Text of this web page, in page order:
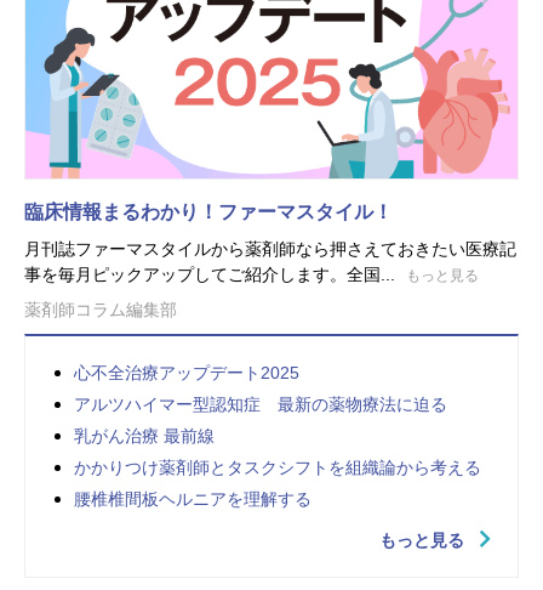
臨床情報まるわかり！ファーマスタイル！
月刊誌ファーマスタイルから薬剤師なら押さえておきたい医療記
事を毎月ピックアップしてご紹介します。全国...
もっと見る
薬剤師コラム編集部
心不全治療アップデート2025
アルツハイマー型認知症 最新の薬物療法に迫る
乳がん治療 最前線
かかりつけ薬剤師とタスクシフトを組織論から考える
腰椎椎間板ヘルニアを理解する
もっと見る